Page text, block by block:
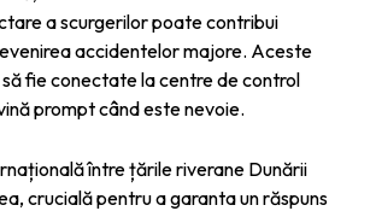
a scurgerilor poate contribui
accidentelor majore. Aceste
fie conectate la centre de control
prompt când este nevoie.
între țările riverane Dunării
crucială pentru a garanta un răspuns